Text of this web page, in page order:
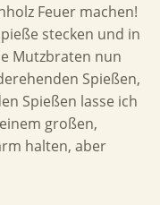
Feuer machen!
stecken und in
Mutzbraten nun
Spießen,
Spießen lasse ich
großen,
halten, aber